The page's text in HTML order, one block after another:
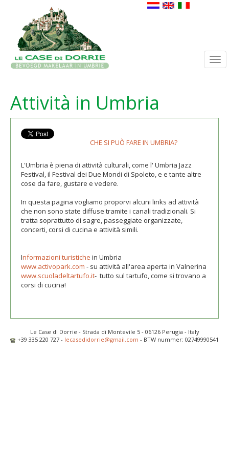
Attività in Umbria
CHE SI PUÒ FARE IN UMBRIA?
L'Umbria è piena di attività culturali, come l' Umbria Jazz
Festival, il Festival dei Due Mondi di Spoleto, e e tante altre
cose da fare, gustare e vedere.
In questa pagina vogliamo proporvi alcuni links ad attività
che non sono state diffuse tramite i canali tradizionali. Si
tratta soprattutto di sagre, passeggiate organizzate,
concerti, corsi di cucina e attività simili.
Informazioni turistiche in Umbria
www.activopark.com - su attività all'area aperta in Valnerina
www.scuoladeltartufo.it- tutto sul tartufo, come si trovano a
corsi di cucina!
Le Case di Dorrie - Strada di Montevile 5 - 06126 Perugia - Italy
+39 335 220 727 - lecasedidorrie@gmail.com - BTW nummer: 02749990541